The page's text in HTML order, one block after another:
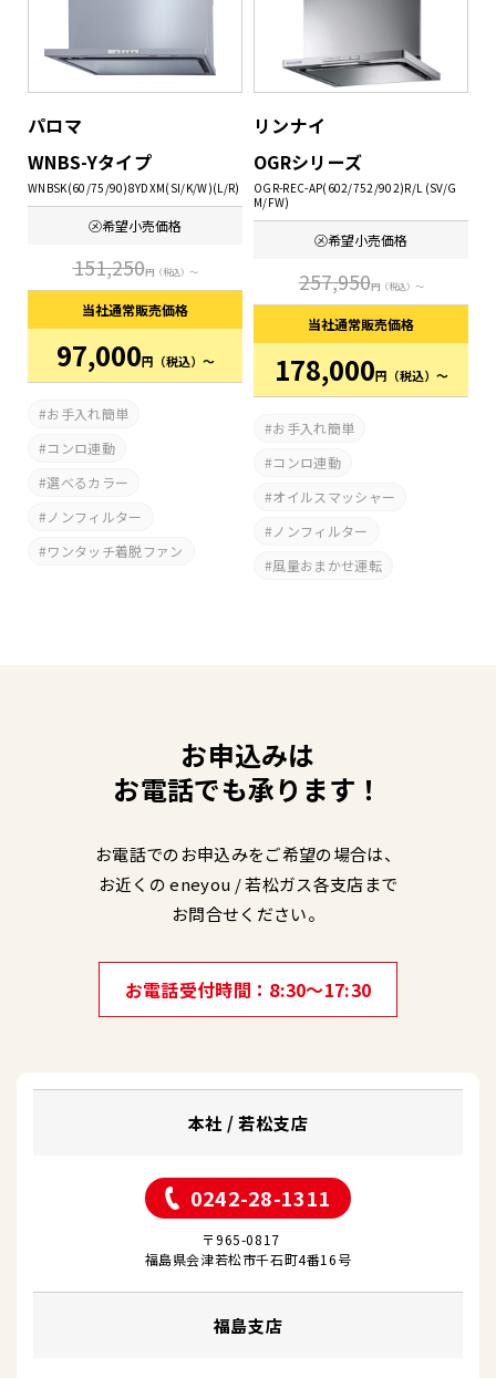
パロマ
WNBS-Yタイプ
WNBSK(60/75/90)8YDXM(SI/K/W)(L/R)
㋱希望小売価格
151,250円（税込）～
当社通常販売価格
97,000円 （税込）～
お手入れ簡単
コンロ連動
選べるカラー
ノンフィルター
ワンタッチ着脱ファン
リンナイ
OGRシリーズ
OGR-REC-AP(602/752/902)R/L (SV/G
M/FW)
㋱希望小売価格
257,950円（税込）～
当社通常販売価格
178,000円 （税込）～
お手入れ簡単
コンロ連動
オイルスマッシャー
ノンフィルター
風量おまかせ運転
お申込みは
お電話でも承ります！
お電話でのお申込みをご希望の場合は、
お近くの eneyou / 若松ガス各支店まで
お問合せください。
お電話受付時間 8:30～17:30
本社 / 若松支店
0242-28-1311
〒965-0817
福島県会津若松市千石町4番16号
福島支店